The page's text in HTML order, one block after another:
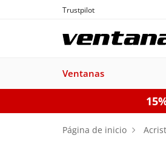
Trustpilot
Ventanas
Puertas acorazadas
Puertas de garaje
Página de inicio